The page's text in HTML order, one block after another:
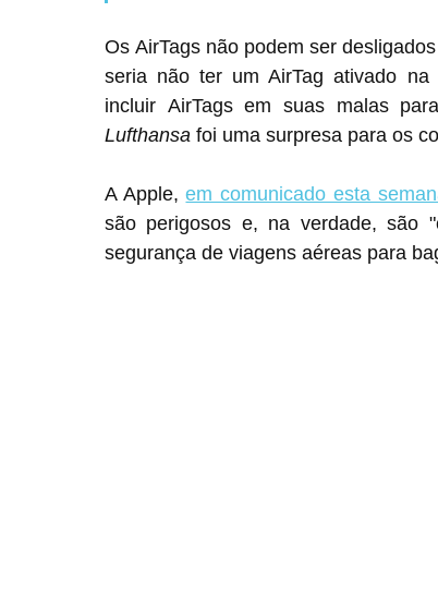
Os ‌AirTags‌ não podem ser desligados sem tirar a bateria do aparelho, então a única solução
seria não ter um AirTag ativado na
Lufthansa foi uma surpresa para os
A Apple, em comunicado esta
são perigosos e, na verdade, são
segurança de viagens aéreas para